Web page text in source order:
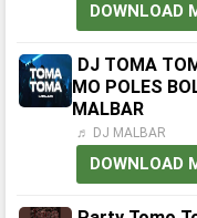
DOWNLOAD
DJ TOMA
MO POLES
MALBAR
♬ DJ MALBAR
DOWNLOAD